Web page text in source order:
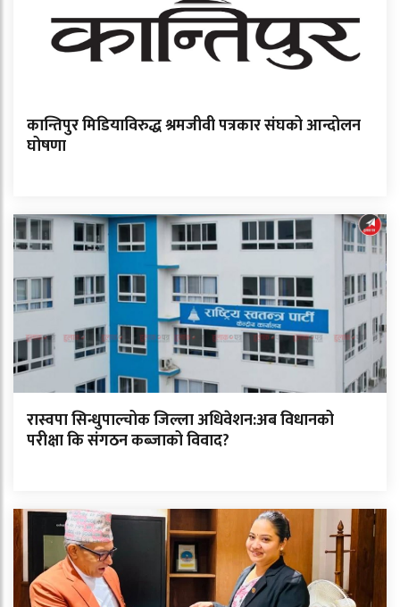
कान्तिपुर मिडियाविरुद्ध श्रमजीवी पत्रकार संघको आन्दोलन
घोषणा
रास्वपा सिन्धुपाल्चोक जिल्ला अधिवेशन:अब विधानको
परीक्षा कि संगठन कब्जाको विवाद?